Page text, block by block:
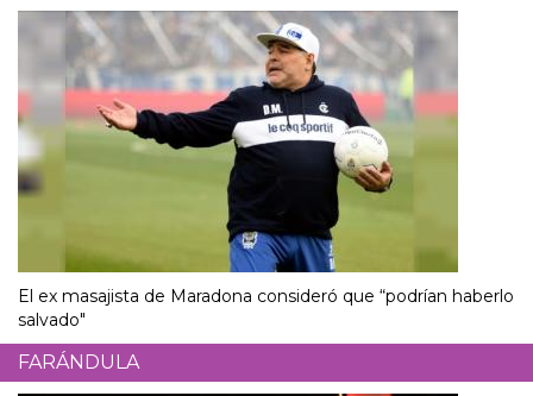
El ex masajista de Maradona consideró que “podrían haberlo
salvado"
FARÁNDULA